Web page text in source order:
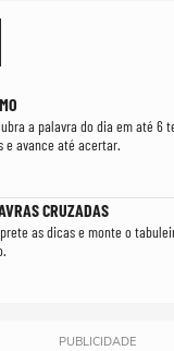
a palavra do dia em até 6
e avance até acertar.
CRUZADAS
as dicas e monte o
PUBLICIDADE